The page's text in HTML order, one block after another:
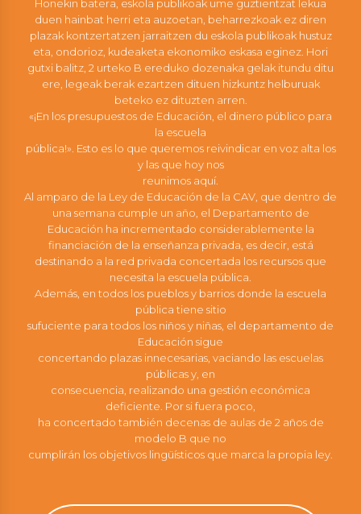
Honekin batera, eskola publikoak ume guztientzat lekua
duen hainbat herri eta auzoetan, beharrezkoak ez diren
plazak kontzertatzen jarraitzen du eskola publikoak hustuz
eta, ondorioz, kudeaketa ekonomiko eskasa eginez. Hori
gutxi balitz, 2 urteko B ereduko dozenaka gelak itundu ditu
ere, legeak berak ezartzen dituen hizkuntz helburuak
beteko ez dituzten arren.
«¡En los presupuestos de Educación, el dinero público para
la escuela
pública!». Esto es lo que queremos reivindicar en voz alta los
y las que hoy nos
reunimos aquí.
Al amparo de la Ley de Educación de la CAV, que dentro de
una semana cumple un año, el Departamento de
Educación ha incrementado considerablemente la
financiación de la enseñanza privada, es decir, está
destinando a la red privada concertada los recursos que
necesita la escuela pública.
Además, en todos los pueblos y barrios donde la escuela
pública tiene sitio
sufuciente para todos los niños y niñas, el departamento de
Educación sigue
concertando plazas innecesarias, vaciando las escuelas
públicas y, en
consecuencia, realizando una gestión económica
deficiente. Por si fuera poco,
ha concertado también decenas de aulas de 2 años de
modelo B que no
cumplirán los objetivos lingüísticos que marca la propia ley.